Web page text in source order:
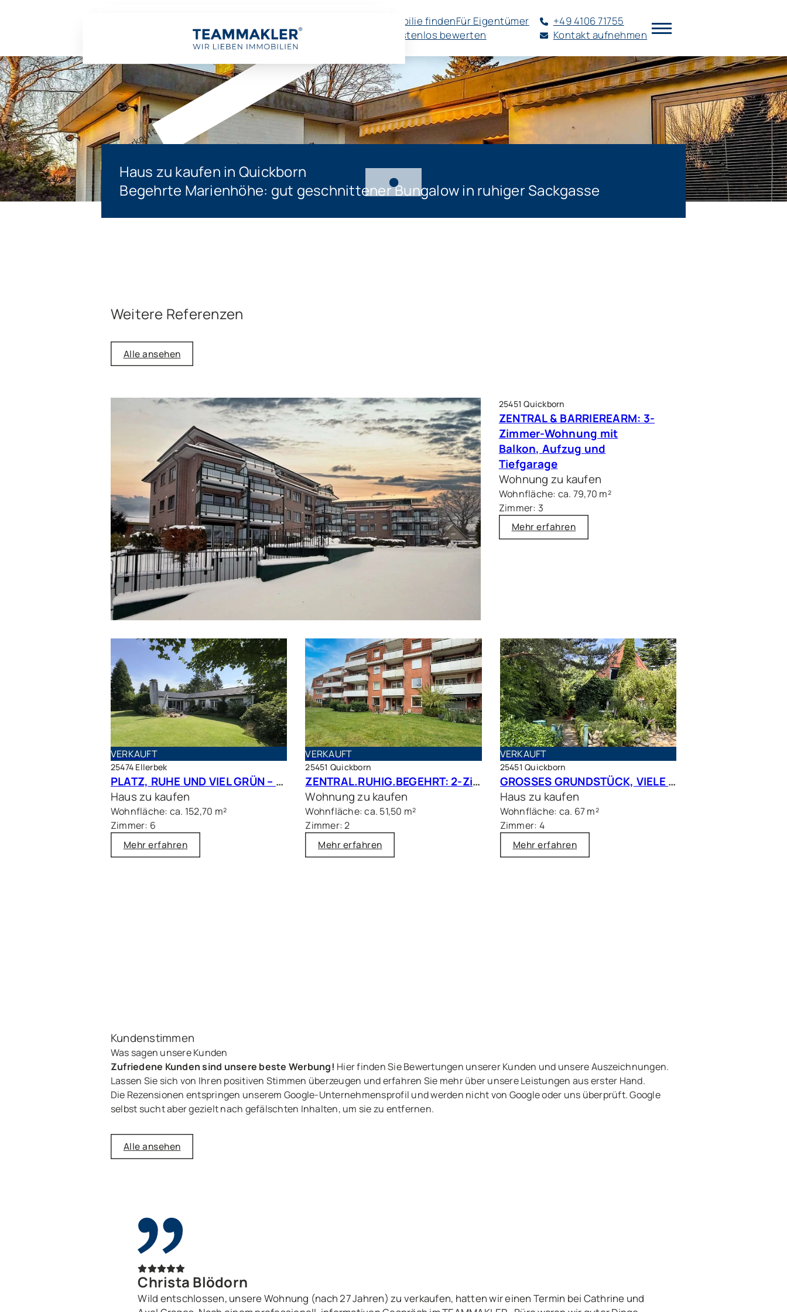
Immobilie findenFür Eigentümer
🚀 Kostenlos bewerten
+49 4106 71755
Kontakt aufnehmen
Verkauft
Haus zu kaufen in Quickborn
Begehrte Marienhöhe: gut geschnittener Bungalow in ruhiger Sackgasse
Weitere Referenzen
Alle ansehen
25451 Quickborn
ZENTRAL & BARRIEREARM: 3-
Zimmer-Wohnung mit
Balkon, Aufzug und
Tiefgarage
Wohnung zu kaufen
Wohnfläche: ca. 79,70 m²
Zimmer: 3
Mehr erfahren
VERKAUFT
25474 Ellerbek
PLATZ, RUHE UND VIEL GRÜN – großer Bungalow mit Traumgrundstück in bester Lage
Haus zu kaufen
Wohnfläche: ca. 152,70 m²
Zimmer: 6
Mehr erfahren
VERKAUFT
25451 Quickborn
ZENTRAL.RUHIG.BEGEHRT: 2-Zimmer Terrassenwohnung in beliebter Wohnlage
Wohnung zu kaufen
Wohnfläche: ca. 51,50 m²
Zimmer: 2
Mehr erfahren
VERKAUFT
25451 Quickborn
GROSSES GRUNDSTÜCK, VIELE MÖGLICHKEITEN – Charmantes Siedlungshaus in Top Lage
Haus zu kaufen
Wohnfläche: ca. 67 m²
Zimmer: 4
Mehr erfahren
Kundenstimmen
Was sagen unsere Kunden
Zufriedene Kunden sind unsere beste Werbung! Hier finden Sie Bewertungen unserer Kunden und unsere Auszeichnungen.
Lassen Sie sich von Ihren positiven Stimmen überzeugen und erfahren Sie mehr über unsere Leistungen aus erster Hand.
Die Rezensionen entspringen unserem Google-Unternehmensprofil und werden nicht von Google oder uns überprüft. Google
selbst sucht aber gezielt nach gefälschten Inhalten, um sie zu entfernen.
Alle ansehen
Christa Blödorn
Wild entschlossen, unsere Wohnung (nach 27 Jahren) zu verkaufen, hatten wir einen Termin bei Cathrine und